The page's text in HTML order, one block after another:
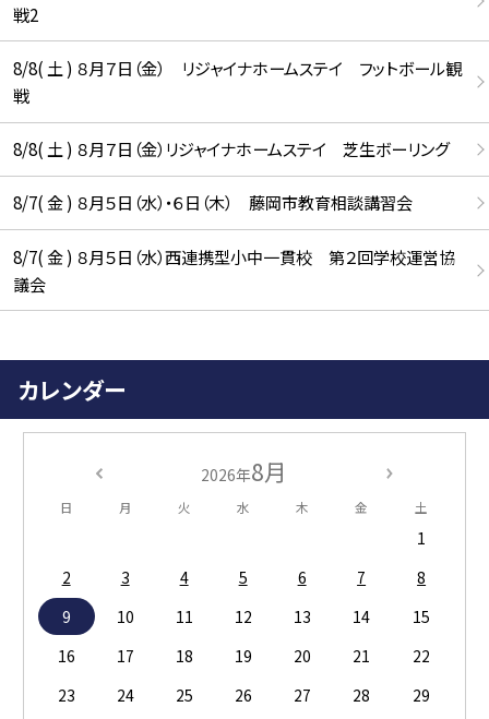
戦2
8/8( 土 ) ８月７日（金） リジャイナホームステイ フットボール観
戦
8/8( 土 ) ８月７日（金）リジャイナホームステイ 芝生ボーリング
8/7( 金 ) ８月５日（水）・６日（木） 藤岡市教育相談講習会
8/7( 金 ) ８月５日（水）西連携型小中一貫校 第２回学校運営協
議会
カレンダー
2026年8月
日 月 火 水 木 金 土
1
2
3 4 5 6 7
8
9
10 11 12 13 14
15
16
17 18 19 20 21
22
23
24 25 26 27 28
29